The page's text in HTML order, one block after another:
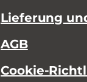
Lieferung
AGB
Cookie-